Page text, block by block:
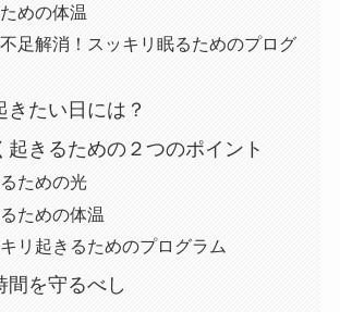
めの体温
足解消！スッキリ眠るためのプログ
きたい日には？
起きるための２つのポイント
ための光
ための体温
リ起きるためのプログラム
間を守るべし